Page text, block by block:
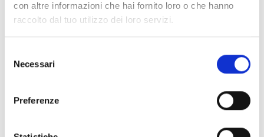
con altre informazioni che hai fornito loro o che hanno
raccolto dal tuo utilizzo dei loro servizi.
delNecessari
Preferenze
Zubehör für EB00-Meldersockel - Materialien(47)